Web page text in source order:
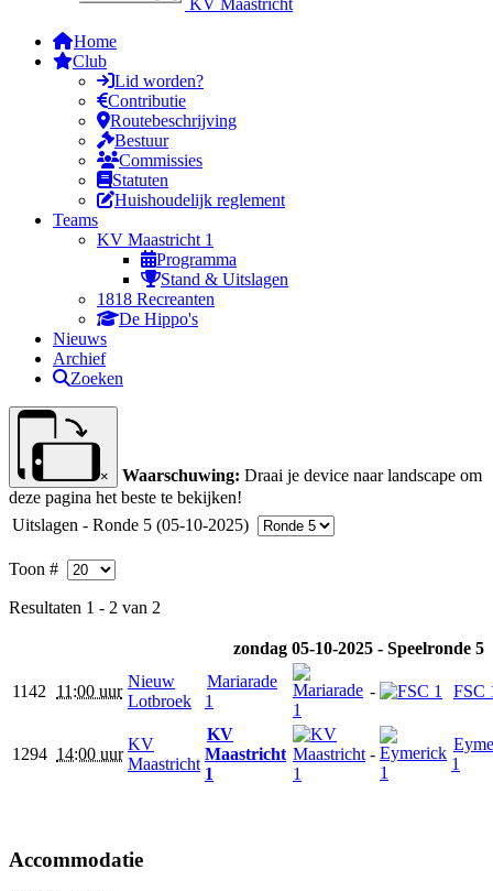
Home
Club
Lid worden?
Contributie
Routebeschrijving
Bestuur
Commissies
Statuten
Huishoudelijk reglement
Teams
KV Maastricht 1
Programma
Stand & Uitslagen
1818 Recreanten
De Hippo's
Nieuws
Archief
Zoeken
× Waarschuwing: Draai je device naar landscape om
deze pagina het beste te bekijken!
Uitslagen - Ronde 5 (05-10-2025)
Toon #
Resultaten 1 - 2 van 2
zondag 05-10-2025 - Speelronde 5
1142 11:00 uur
Nieuw
Lotbroek
Mariarade
1
- FSC
1294 14:00 uur
KV
Maastricht
KV
Maastricht
1
-
1
Accommodatie